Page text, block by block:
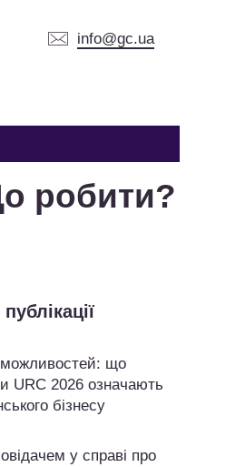
info@gc.ua
робити?
що
URC 2026 означають
бізнесу
у справі про